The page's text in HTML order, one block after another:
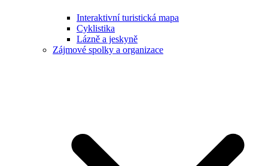
Interaktivní turistická mapa
Cyklistika
Lázně a jeskyně
Zájmové spolky a organizace